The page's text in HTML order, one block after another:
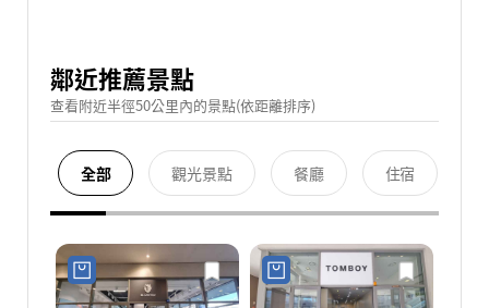
鄰近推薦景點
查看附近半徑50公里內的景點(依距離排序)
全部 觀光景點 餐廳 住宿